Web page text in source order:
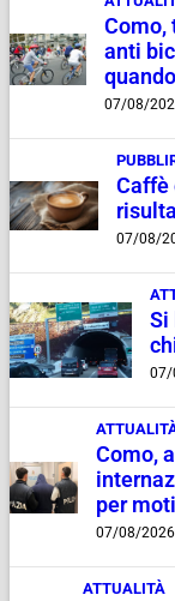
Como,
anti
quando
07/08/
Caffè
07/08/
Si
07/
Como,
per
07/08/2026
ATTUALITÀ